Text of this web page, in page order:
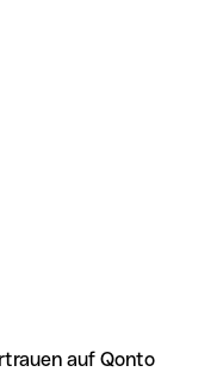
auf Qonto